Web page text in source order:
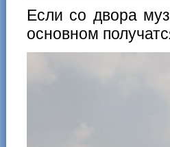
Если со двора
основном